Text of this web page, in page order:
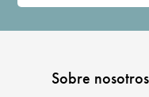
Sobre nosotros